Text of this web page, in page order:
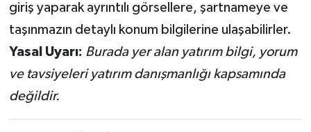
giriş yaparak ayrıntılı görsellere, şartnameye ve
taşınmazın detaylı konum bilgilerine ulaşabilirler.
Yasal Uyarı: Burada yer alan yatırım bilgi, yorum
ve tavsiyeleri yatırım danışmanlığı kapsamında
değildir.